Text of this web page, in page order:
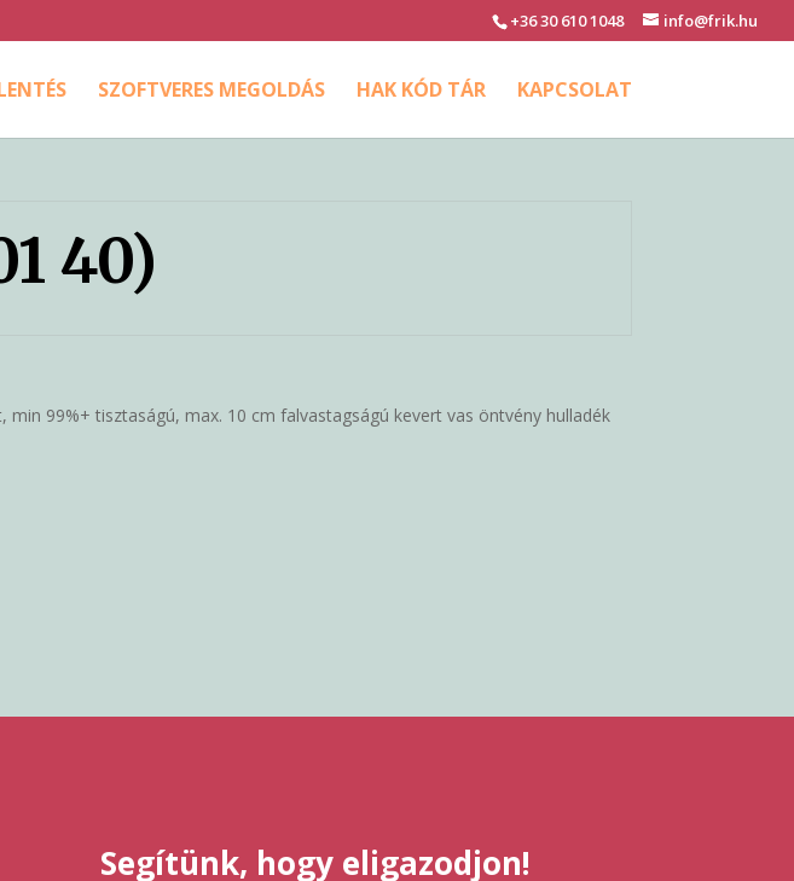
+36 30 610 1048 info@frik.hu
SZOFTVERES MEGOLDÁS HAK KÓD TÁR KAPCSOLAT
40)
99%+ tisztaságú, max. 10 cm falvastagságú kevert vas öntvény hulladék
Segítünk, hogy eligazodjon!